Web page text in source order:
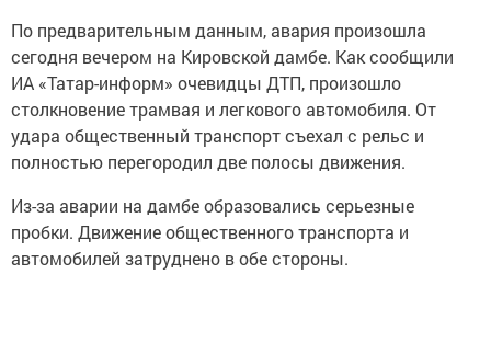
По предварительным данным, авария произошла
сегодня вечером на Кировской дамбе. Как сообщили
ИА «Татар-информ» очевидцы ДТП, произошло
столкновение трамвая и легкового автомобиля. От
удара общественный транспорт съехал с рельс и
полностью перегородил две полосы движения.
Из-за аварии на дамбе образовались серьезные
пробки. Движение общественного транспорта и
автомобилей затруднено в обе стороны.